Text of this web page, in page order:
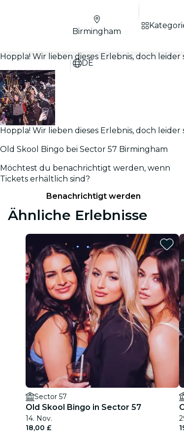
Birmingham
DE
Hoppla! Wir lieben dieses Erlebnis, doch
Hoppla! Wir lieben dieses Erlebnis, doch
Old Skool Bingo bei Sector 57 Birmingham
Möchtest du benachrichtigt werden, wenn
Tickets erhältlich sind?
Benachrichtigt werden
Ähnliche Erlebnisse
Sector 57
Old Skool Bingo in Sector 57
14. Nov.
18,00 £